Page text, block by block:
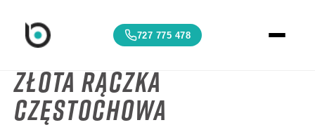
727 775 478
Złota rączka
Częstochowa